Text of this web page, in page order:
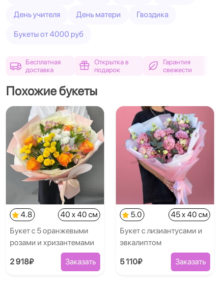
День учителя День матери Гвоздика
Букеты от 4000 руб
Бесплатная
доставка
Открытка в
подарок
Гарантия
свежести
Похожие букеты
4.8
40 x 40 см
Букет с 5 оранжевыми
розами и хризантемами
2 918₽ Заказать
5.0
45 x 40 см
Букет с лизиантусами и
эвкалиптом
5 110₽ Заказать